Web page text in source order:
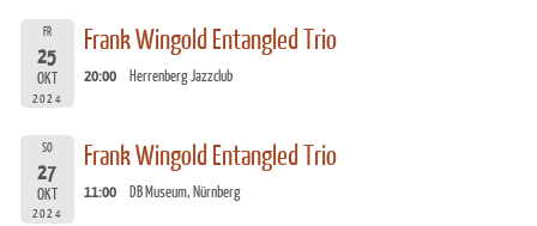
FR
25
OKT
2024
Frank Wingold Entangled Trio
20:00 Herrenberg Jazzclub
SO
27
OKT
2024
Frank Wingold Entangled Trio
11:00 DB Museum, Nürnberg